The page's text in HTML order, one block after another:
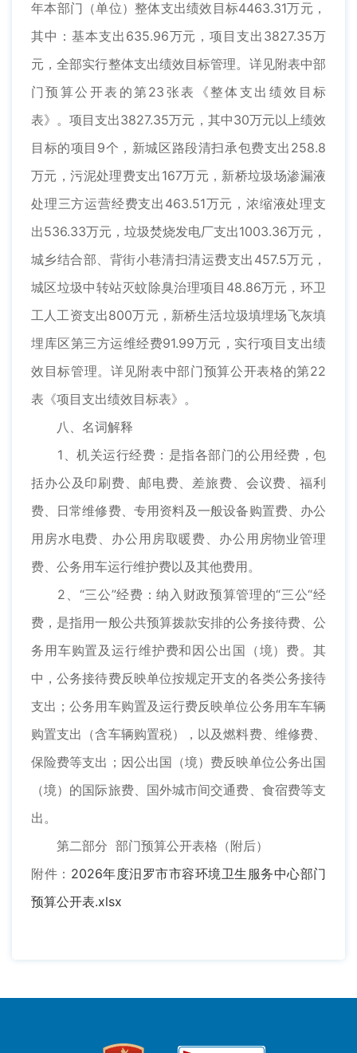
年本部门（单位）整体支出绩效目标4463.31万元，
其中：基本支出635.96万元，项目支出3827.35万
元，全部实行整体支出绩效目标管理。详见附表中部
门预算公开表的第23张表《整体支出绩效目标
表》。项目支出3827.35万元，其中30万元以上绩效
目标的项目9个，新城区路段清扫承包费支出258.8
万元，污泥处理费支出167万元，新桥垃圾场渗漏液
处理三方运营经费支出463.51万元，浓缩液处理支
出536.33万元，垃圾焚烧发电厂支出1003.36万元，
城乡结合部、背街小巷清扫清运费支出457.5万元，
城区垃圾中转站灭蚊除臭治理项目48.86万元，环卫
工人工资支出800万元，新桥生活垃圾填埋场飞灰填
埋库区第三方运维经费91.99万元，实行项目支出绩
效目标管理。详见附表中部门预算公开表格的第22
表《项目支出绩效目标表》。
八、名词解释
1、机关运行经费：是指各部门的公用经费，包
括办公及印刷费、邮电费、差旅费、会议费、福利
费、日常维修费、专用资料及一般设备购置费、办公
用房水电费、办公用房取暖费、办公用房物业管理
费、公务用车运行维护费以及其他费用。
2、“三公”经费：纳入财政预算管理的“三公“经
费，是指用一般公共预算拨款安排的公务接待费、公
务用车购置及运行维护费和因公出国（境）费。其
中，公务接待费反映单位按规定开支的各类公务接待
支出；公务用车购置及运行费反映单位公务用车车辆
购置支出（含车辆购置税），以及燃料费、维修费、
保险费等支出；因公出国（境）费反映单位公务出国
（境）的国际旅费、国外城市间交通费、食宿费等支
出。
第二部分 部门预算公开表格（附后）
附件： 2026年度汨罗市市容环境卫生服务中心部门
预算公开表.xlsx